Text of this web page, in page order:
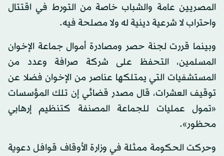
المصريين عامة والشباب خاصة من التورط في اقتتال
واحتراب لا شرعية دينية له ولا مصلحة فيه.
وبينما قررت لجنة حصر ومصادرة أموال جماعة الإخوان
المسلمين، التحفظ على شركة صرافة وعدد من
المستشفيات التي يمتلكها عناصر من الإخوان فضلا عن
توقيف العشرات، قال مصدر قضائي إن تلك المؤسسات
«تمول عمليات للجماعة المصنفة كتنظيم إرهابي
محظور».
وحركت الحكومة ممثلة في وزارة الأوقاف قوافل دعوية